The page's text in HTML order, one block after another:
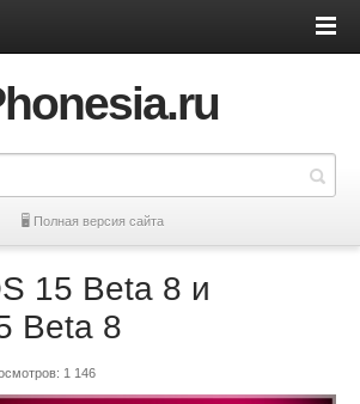
🖥 Полная версия сайта
15 Beta 8 и
Beta 8
1 146